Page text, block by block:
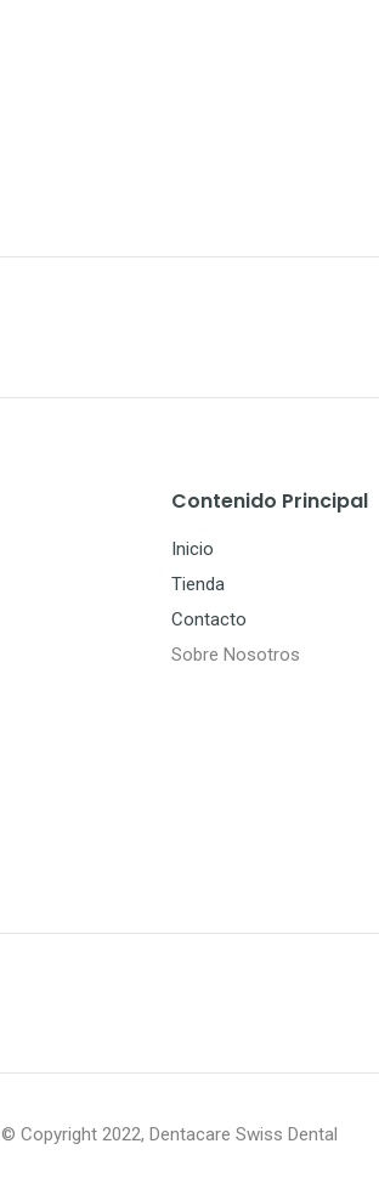
Contenido Principal
Inicio
Tienda
Contacto
Sobre Nosotros
© Copyright 2022, Dentacare Swiss Dental